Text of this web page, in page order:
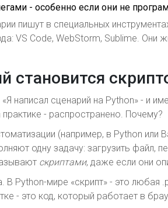
- особенно если они не
пишут в специальных
VS Code, WebStorm, Sublime. Они
становится
написал сценарий на Python» - и
практике - распространено. Почему?
(например, в Python или
одну задачу: загрузить файл,
скриптами, даже если они
В Python-мире «скрипт» - это
- это код, который работает в